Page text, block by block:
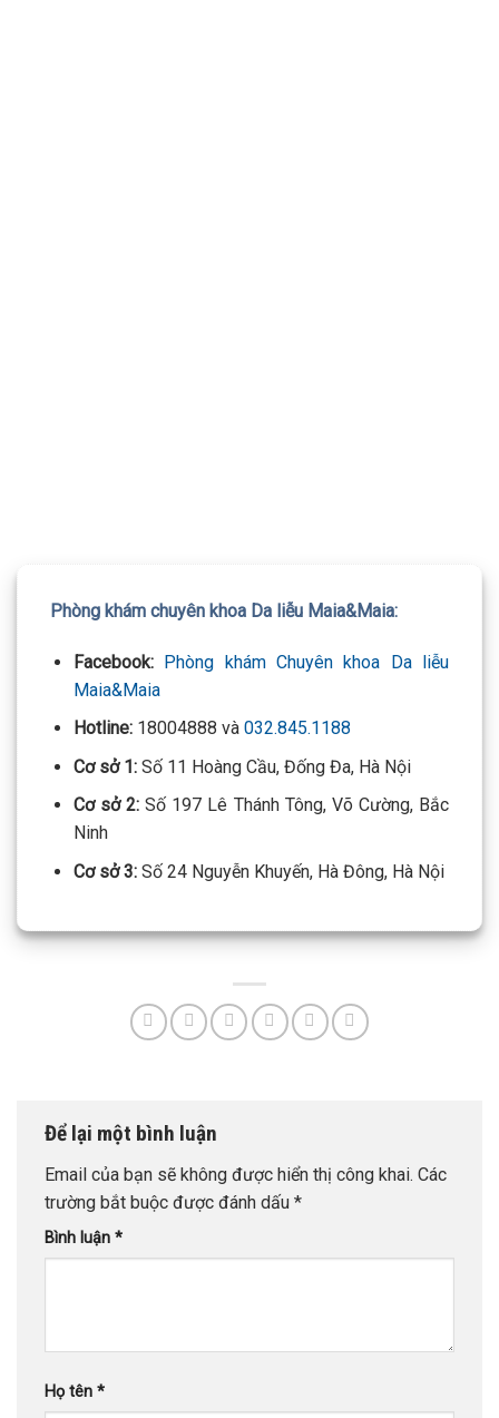
Phòng khám chuyên khoa Da liễu Maia&Maia:
Facebook: Phòng khám Chuyên khoa Da liễu
Maia&Maia
Hotline:18004888 và 032.845.1188
Cơ sở 1: Số 11 Hoàng Cầu, Đống Đa, Hà Nội
Cơ sở 2: Số 197 Lê Thánh Tông, Võ Cường, Bắc
Ninh
Cơ sở 3:Số 24 Nguyễn Khuyến, Hà Đông, Hà Nội
Để lại một bình luận
Email của bạn sẽ không được hiển thị công khai. Các
trường bắt buộc được đánh dấu *
Bình luận *
Họ tên *